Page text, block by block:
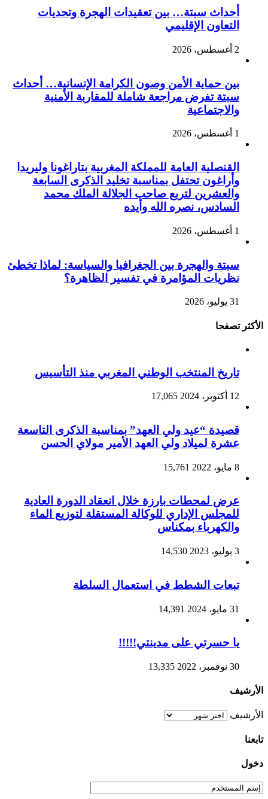
أحداث سبتة… بين تعقيدات الهجرة وتحديات
التعاون الإقليمي
2 أغسطس، 2026
بين حماية الأمن وصون الكرامة الإنسانية… أحداث
سبتة تفرض مراجعة شاملة للمقاربة الأمنية
والاجتماعية
1 أغسطس، 2026
القنصلية العامة للمملكة المغربية بتاراغونا وليريدا
وأراغون تحتفل بمناسبة تخليد الذكرى السابعة
والعشرين لتربع صاحب الجلالة الملك محمد
السادس، نصره الله وأيده
1 أغسطس، 2026
سبتة والهجرة بين الجغرافيا والسياسة: لماذا تخطئ
نظريات المؤامرة في تفسير الظاهرة؟
31 يوليو، 2026
الأكثر تصفحا
تاريخ المنتخب الوطني المغربي منذ التأسيس
12 أكتوبر، 2024 17,065
قصيدة “عيد ولي العهد” بمناسبة الذكرى التاسعة
عشرة لميلاد ولي العهد الأمير مولاي الحسن
8 مايو، 2022 15,761
عرض لمحطات بارزة خلال انعقاد الدورة العادية
للمجلس الإداري للوكالة المستقلة لتوزيع الماء
والكهرباء بمكناس
3 يوليو، 2023 14,530
تبعات الشطط في استعمال السلطة
31 مايو، 2024 14,391
يا حسرتي على مدينتي!!!!!
30 نوفمبر، 2022 13,335
الأرشيف
الأرشيف
تابعنا
دخول